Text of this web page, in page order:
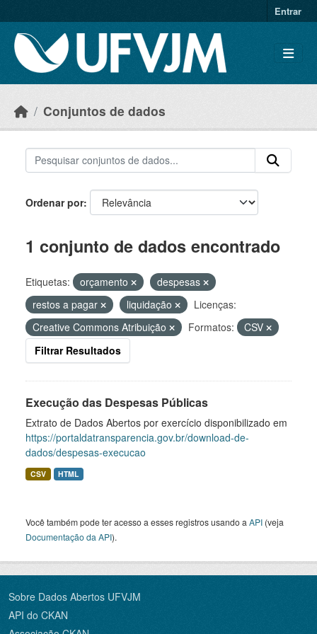
Entrar
Conjuntos de dados
Ordenar por
1 conjunto de dados encontrado
Etiquetas: orçamento
despesas
restos a pagar
liquidação
Licenças:
Creative Commons Atribuição
Formatos:
CSV
Filtrar Resultados
Execução das Despesas Públicas
Extrato de Dados Abertos por exercício disponibilizado em
https://portaldatransparencia.gov.br/download-de-
dados/despesas-execucao
CSV HTML
Você também pode ter acesso a esses registros usando a API (veja
Documentação da API).
Sobre Dados Abertos UFVJM
API do CKAN